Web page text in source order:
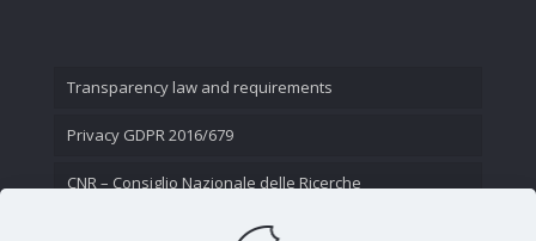
Transparency law and requirements
Privacy GDPR 2016/679
CNR – Consiglio Nazionale delle Ricerche